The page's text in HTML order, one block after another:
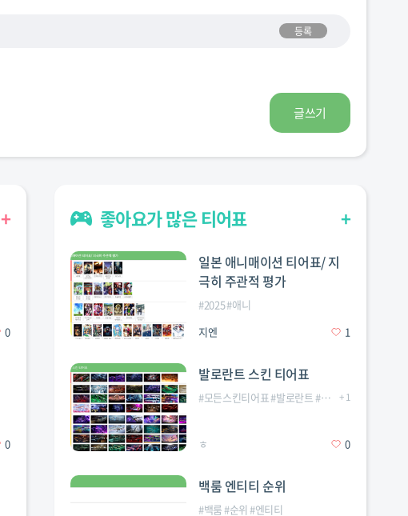
등록
글쓰기
+
0
0
좋아요가 많은 티어표 +
일본 애니매이션 티어표/ 지
극히 주관적 평가
#2025#애니
지엔
1
발로란트 스킨 티어표
#모든스킨티어표#발로란트#프리미엄등급이상
+1
ㅎ 0
백룸 엔티티 순위
#백룸#순위 #엔티티